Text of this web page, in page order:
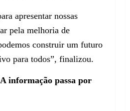
apresentar nossas
pela melhoria de
construir um futuro
para todos”, finalizou.
informação passa por